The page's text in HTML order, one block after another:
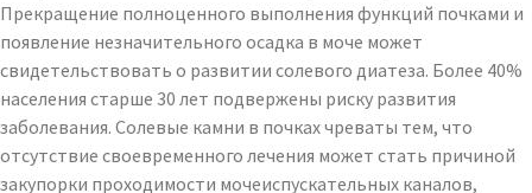
Прекращение полноценного выполнения функций почками и
появление незначительного осадка в моче может
свидетельствовать о развитии солевого диатеза. Более 40%
населения старше 30 лет подвержены риску развития
заболевания. Солевые камни в почках чреваты тем, что
отсутствие своевременного лечения может стать причиной
закупорки проходимости мочеиспускательных каналов,